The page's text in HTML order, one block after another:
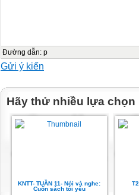
Đường dẫn: p
Gửi ý kiến
Hãy thử nhiều lựa chọn
KNTT- TUẦN 11- Nói và nghe:
Cuốn sách tôi yêu